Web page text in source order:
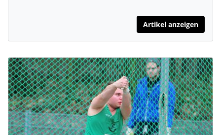
Artikel anzeigen